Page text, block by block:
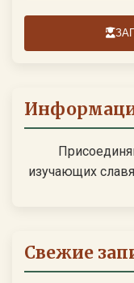
изучающих
Свежие